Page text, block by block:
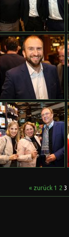
« zurück 1 2 3